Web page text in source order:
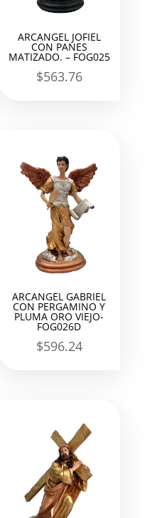
ARCANGEL JOFIEL
CON PANES
MATIZADO. – FOG025
$563.76
ARCANGEL GABRIEL
CON PERGAMINO Y
PLUMA ORO VIEJO-
FOG026D
$596.24